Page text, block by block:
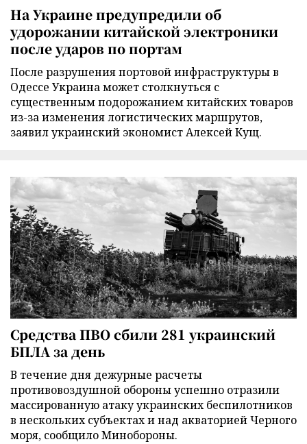
На Украине предупредили об
удорожании китайской электроники
после ударов по портам
После разрушения портовой инфраструктуры в
Одессе Украина может столкнуться с
существенным подорожанием китайских товаров
из-за изменения логистических маршрутов,
заявил украинский экономист Алексей Кущ.
Средства ПВО сбили 281 украинский
БПЛА за день
В течение дня дежурные расчеты
противовоздушной обороны успешно отразили
массированную атаку украинских беспилотников
в нескольких субъектах и над акваторией Черного
моря, сообщило Минобороны.